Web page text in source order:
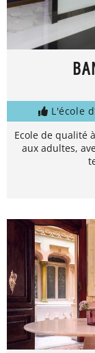
L'école
Ecole de qualité
aux adultes,